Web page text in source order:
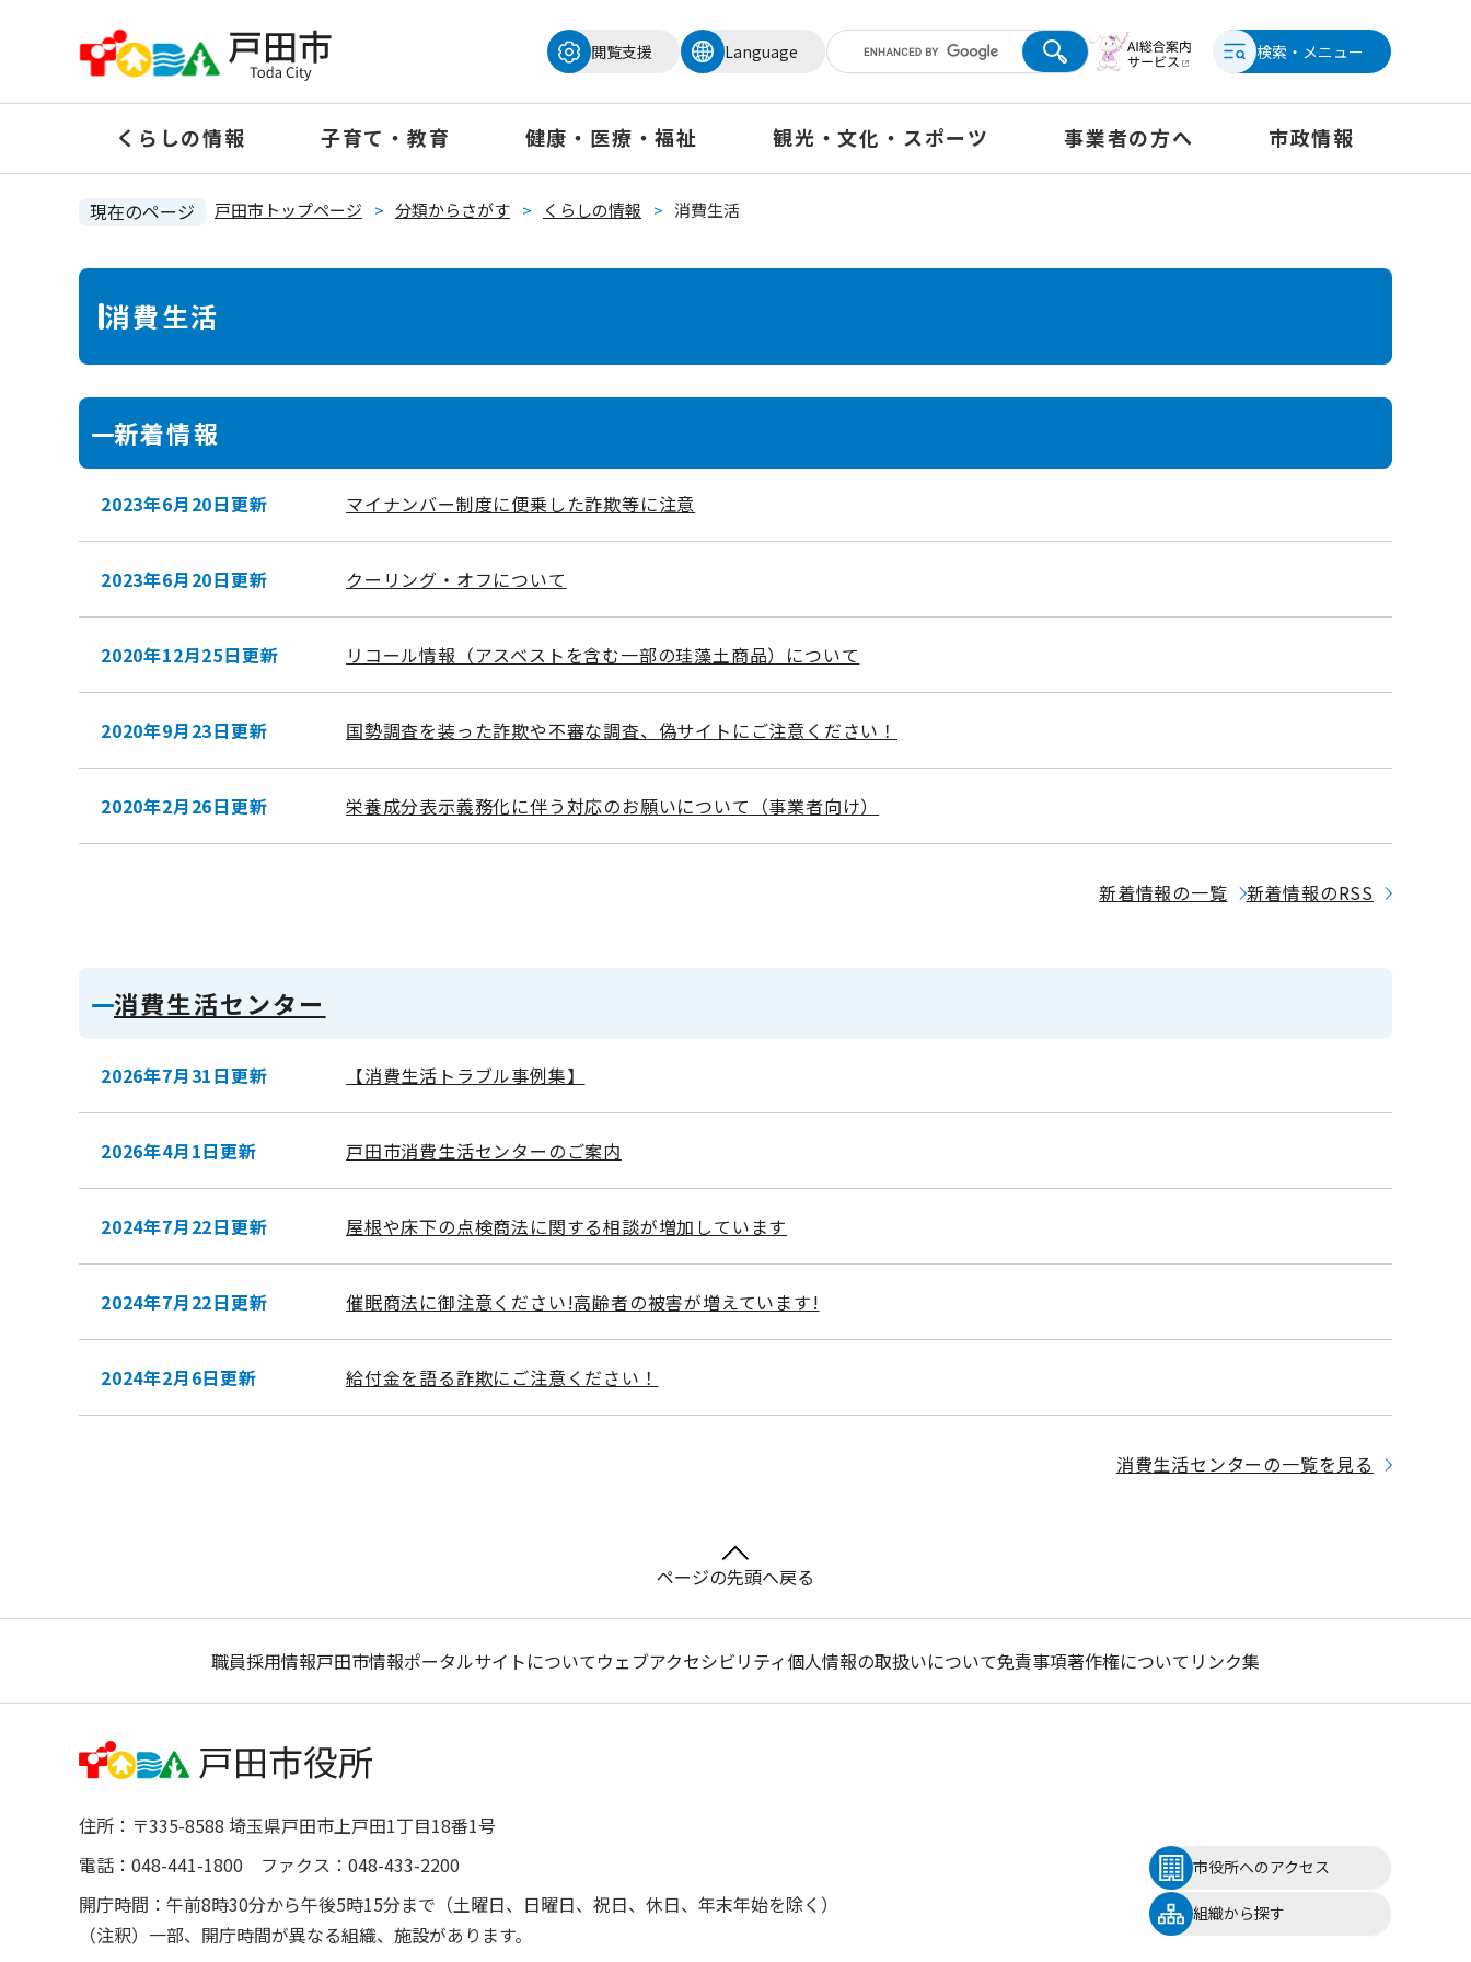
の
頭
閲覧支援
Language 検索・メニュー
くらしの情報 子育て・教育 健康・医療・福祉 観光・文化・スポーツ 事業者の方へ 市政情報
現在のページ 戸田市トップページ > 分類からさがす > くらしの情報 > 消費生活
本
消費生活
新着情報
2023年6月20日更新 マイナンバー制度に便乗した詐欺等に注意
2023年6月20日更新 クーリング・オフについて
2020年12月25日更新 リコール情報（アスベストを含む一部の珪藻土商品）について
2020年9月23日更新 国勢調査を装った詐欺や不審な調査、偽サイトにご注意ください！
2020年2月26日更新 栄養成分表示義務化に伴う対応のお願いについて（事業者向け）
新着情報の一覧 新着情報のRSS
消費生活センター
2026年7月31日更新 【消費生活トラブル事例集】
2026年4月1日更新 戸田市消費生活センターのご案内
2024年7月22日更新 屋根や床下の点検商法に関する相談が増加しています
2024年7月22日更新 催眠商法に御注意ください!高齢者の被害が増えています!
2024年2月6日更新 給付金を語る詐欺にご注意ください！
消費生活センターの一覧を見る
ページの先頭へ戻る
職員採用情報戸田市情報ポータルサイトについてウェブアクセシビリティ個人情報の取扱いについて免責事項著作権について リンク集
住所：〒335-8588 埼玉県戸田市上戸田1丁目18番1号
電話：048-441-1800 ファクス：048-433-2200
開庁時間：午前8時30分から午後5時15分まで（土曜日、日曜日、祝日、休日、年末年始を除く）
（注釈）一部、開庁時間が異なる組織、施設があります。
市役所へのアクセス
組織から探す